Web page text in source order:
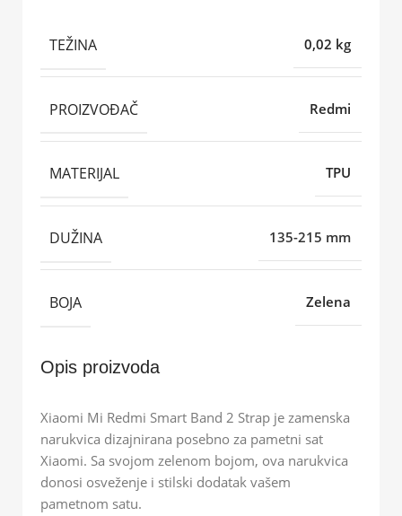
TEŽINA 0,02 kg
PROIZVOĐAČ Redmi
MATERIJAL TPU
DUŽINA 135-215 mm
BOJA Zelena
Opis proizvoda
Xiaomi Mi Redmi Smart Band 2 Strap je zamenska
narukvica dizajnirana posebno za pametni sat
Xiaomi. Sa svojom zelenom bojom, ova narukvica
donosi osveženje i stilski dodatak vašem
pametnom satu.